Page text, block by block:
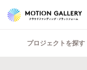
プロジェクトを探す